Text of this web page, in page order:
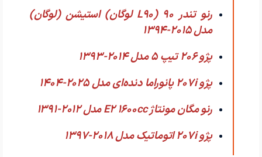
رنو تندر 90 (L90 لوگان) استیشن (لوگان)
مدل 2015-1394
پژو 206 تیپ ۵ مدل 2014-1393
پژو 207i پانوراما دنده‌ای مدل 2025-1404
رنو مگان مونتاژ E2 1600cc مدل 2012-1391
پژو 207i اتوماتیک مدل 2018-1397